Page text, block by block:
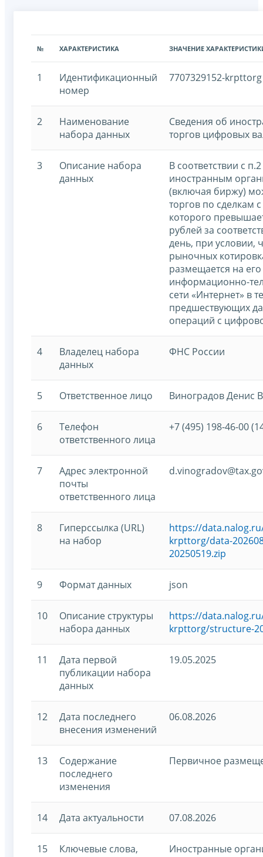
№ ХАРАКТЕРИСТИКА ЗНАЧЕНИЕ
1
Идентификационный
номер
7707329152-krpttorg
2
Наименование
набора данных
Сведения об
торгов цифровых
3
Описание набора
данных
В соответствии с
иностранным
(включая биржу)
торгов по сделкам
которого
рублей за
день, при условии,
рыночных
размещается на
информационно-
сети «Интернет» в
предшествующих
операций с
4
Владелец набора
данных
ФНС России
5 Ответственное лицо Виноградов Денис
6
Телефон
ответственного лица
+7 (495) 198-46-00
7
Адрес электронной
почты
ответственного лица
8
Гиперссылка (URL)
на набор
https://
krpttorg/data-
20250519.zip
9 Формат данных json
10
Описание структуры
набора данных
https://
krpttorg/structure-
11
Дата первой
публикации набора
данных
19.05.2025
12
Дата последнего
внесения изменений
06.08.2026
13
Содержание
последнего
изменения
Первичное
14 Дата актуальности 07.08.2026
15
Ключевые слова,
Иностранные